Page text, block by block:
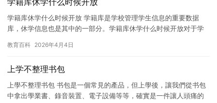
学籍库休学什么时候开放
学籍库休学什么时候开放 学籍库是学校管理学生信息的重要数据
库，休学信息也是其中的一部分。学籍库休学什么时候开放对于学
性以及…
教育百科 2026年4月4日
上学不整理书包
上學不整理书包 书包是一個常見的產品，但上學後，讓我們從书包
中拿出學業書、錄音裝置、電子設備等等，確實是一件讓人頭痛的